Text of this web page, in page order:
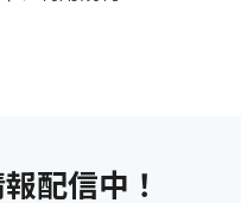
配信中！